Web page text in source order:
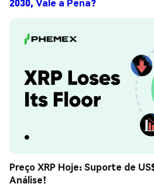
Preço XRP Hoje: Suporte de
Análise!